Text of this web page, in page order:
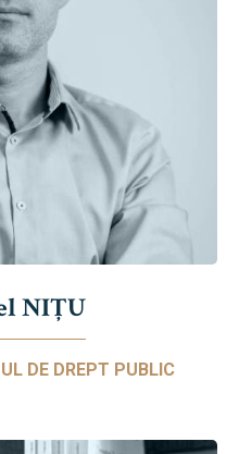
NIŢU
DE DREPT PUBLIC